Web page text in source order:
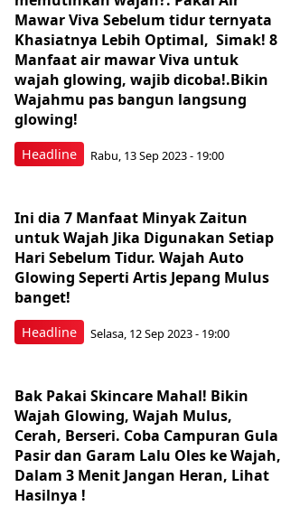
Headline
Mawar Viva Sebelum tidur ternyata
Khasiatnya Lebih Optimal, Simak! 8
Manfaat air mawar Viva untuk
wajah glowing, wajib dicoba!.Bikin
Wajahmu pas bangun langsung
glowing!
Rabu, 13 Sep 2023 - 19:00
Headline
Ini dia 7 Manfaat Minyak Zaitun
untuk Wajah Jika Digunakan Setiap
Hari Sebelum Tidur. Wajah Auto
Glowing Seperti Artis Jepang Mulus
banget!
Selasa, 12 Sep 2023 - 19:00
Bak Pakai Skincare Mahal! Bikin
Wajah Glowing, Wajah Mulus,
Cerah, Berseri. Coba Campuran Gula
Pasir dan Garam Lalu Oles ke Wajah,
Dalam 3 Menit Jangan Heran, Lihat
Hasilnya !